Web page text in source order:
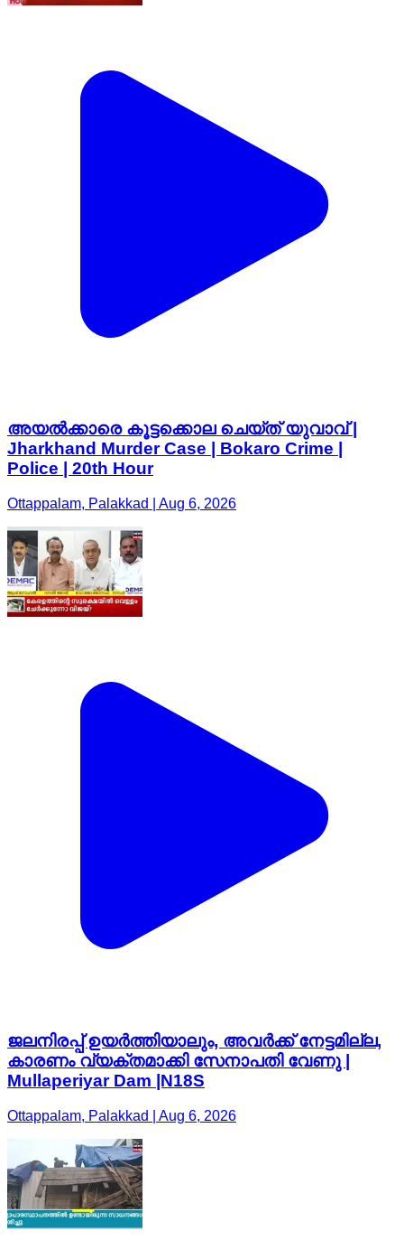
അയൽക്കാരെ കൂട്ടക്കൊല ചെയ്ത് യുവാവ് |
Jharkhand Murder Case | Bokaro Crime |
Police | 20th Hour
Ottappalam, Palakkad | Aug 6, 2026
ജലനിരപ്പ് ഉയർത്തിയാലും, അവർക്ക് നേട്ടമില്ല,
കാരണം വ്യക്തമാക്കി സേനാപതി വേണു |
Mullaperiyar Dam |N18S
Ottappalam, Palakkad | Aug 6, 2026